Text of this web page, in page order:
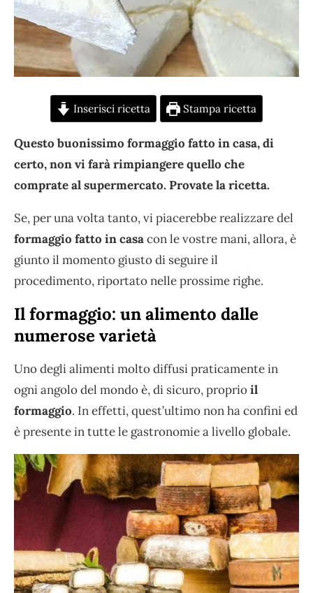
Inserisci ricetta Stampa ricetta
Questo buonissimo formaggio fatto in casa, di
certo, non vi farà rimpiangere quello che
comprate al supermercato. Provate la ricetta.
Se, per una volta tanto, vi piacerebbe realizzare del
formaggio fatto in casacon le vostre mani, allora, è
giunto il momento giusto di seguire il
procedimento, riportato nelle prossime righe.
Il formaggio: un alimento dalle
numerose varietà
Uno degli alimenti molto diffusi praticamente in
ogni angolo del mondo è, di sicuro, proprioil
formaggio. In effetti, quest’ultimo non ha confini ed
è presente in tutte le gastronomie a livello globale.